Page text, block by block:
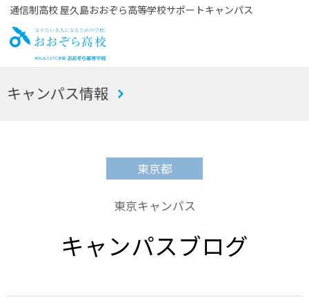
通信制高校 屋久島おおぞら高等学校サポートキャンパス
お
キャンパス情報
東京都
東京キャンパス
キャンパスブログ